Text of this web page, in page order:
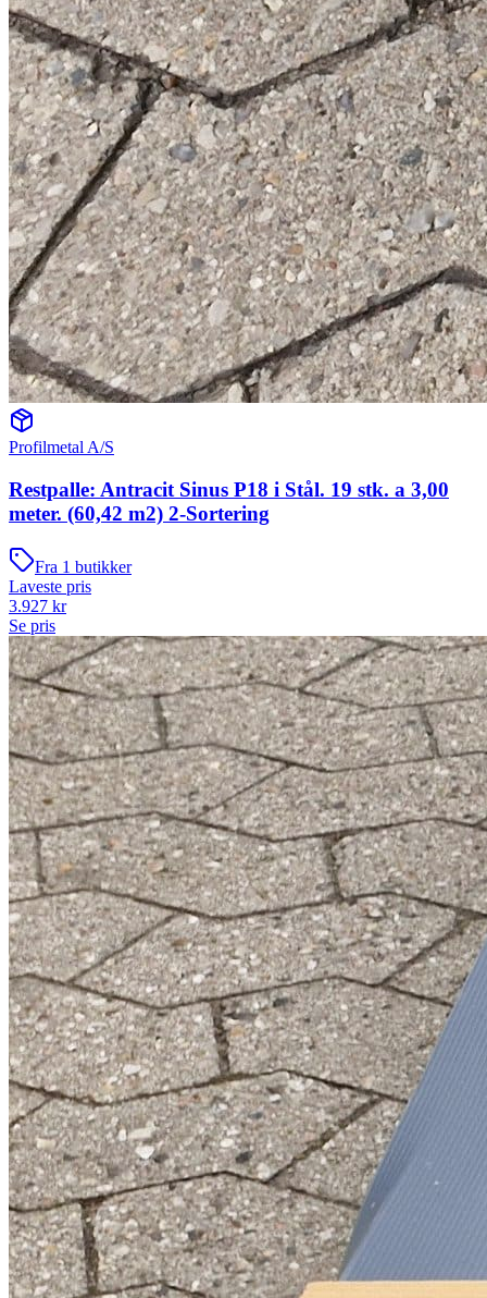
Profilmetal A/S
Restpalle: Antracit Sinus P18 i Stål. 19 stk. a 3,00
meter. (60,42 m2) 2-Sortering
Fra 1 butikker
Laveste pris
3.927 kr
Se pris